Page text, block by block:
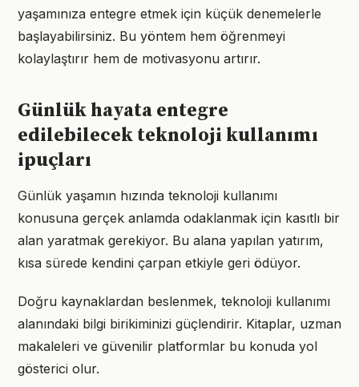
yaşamınıza entegre etmek için küçük denemelerle
başlayabilirsiniz. Bu yöntem hem öğrenmeyi
kolaylaştırır hem de motivasyonu artırır.
Günlük hayata entegre
edilebilecek teknoloji kullanımı
ipuçları
Günlük yaşamın hızında teknoloji kullanımı
konusuna gerçek anlamda odaklanmak için kasıtlı bir
alan yaratmak gerekiyor. Bu alana yapılan yatırım,
kısa sürede kendini çarpan etkiyle geri ödüyor.
Doğru kaynaklardan beslenmek, teknoloji kullanımı
alanındaki bilgi birikiminizi güçlendirir. Kitaplar, uzman
makaleleri ve güvenilir platformlar bu konuda yol
gösterici olur.